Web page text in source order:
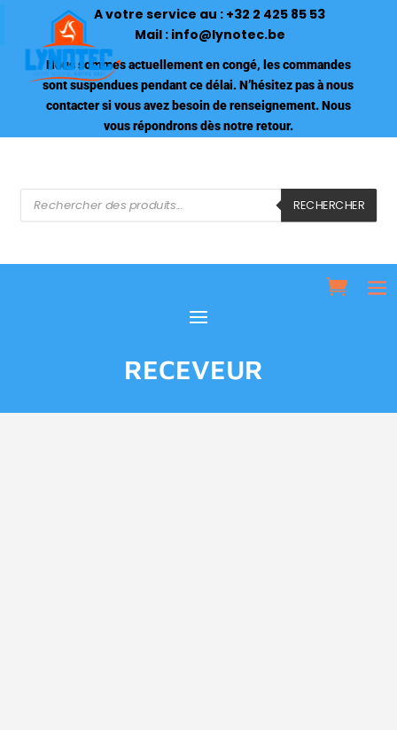
A votre service au : +32 2 425 85 53
Mail : info@lynotec.be
Nous sommes actuellement en congé, les commandes
sont suspendues pendant ce délai. N’hésitez pas à nous
contacter si vous avez besoin de renseignement. Nous
vous répondrons dès notre retour.
Recherche
de
produits
RECHERCHER
RECEVEUR